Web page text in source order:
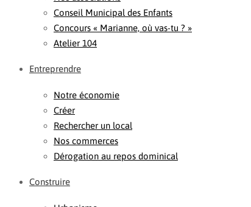
Conseil Municipal des Enfants
Concours « Marianne, où vas-tu ? »
Atelier 104
Entreprendre
Notre économie
Créer
Rechercher un local
Nos commerces
Dérogation au repos dominical
Construire